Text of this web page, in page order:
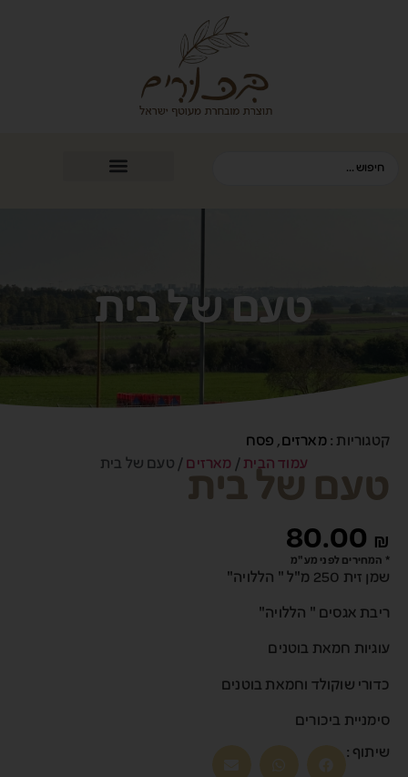
טעם של בית
קטגוריות :מארזים, פסח
עמוד הבית / מארזים / טעם של בית
טעם של בית
80.00 ₪
* המחירים לפני מע"מ
שמן זית 250 מ"ל " הללויה"
ריבת אגסים " הללויה"
עוגיות חמאת בוטנים
כדורי שוקולד וחמאת בוטנים
סימניית ביכורים
שיתוף :